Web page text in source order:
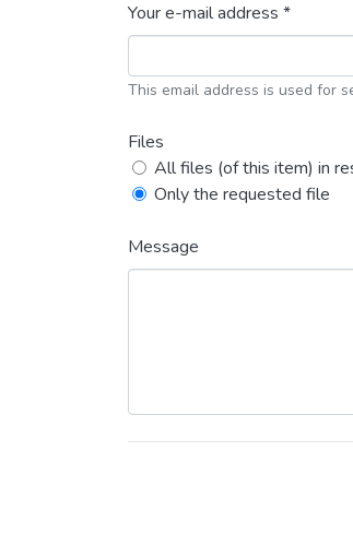
Your e-mail address *
This email address is used for
Files
All files (of this item) in
Only the requested file
Message